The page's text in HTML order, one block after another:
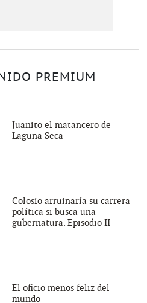
PREMIUM
Juanito el matancero de
Laguna Seca
Colosio arruinaría su carrera
política si busca una
gubernatura. Episodio II
El oficio menos feliz del
mundo